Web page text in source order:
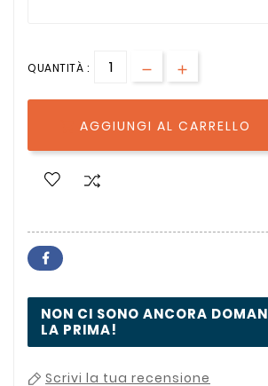
QUANTITÀ :
AGGIUNGI AL CARRELLO
NON CI SONO ANCORA
LA PRIMA!
Scrivi la tua recensione